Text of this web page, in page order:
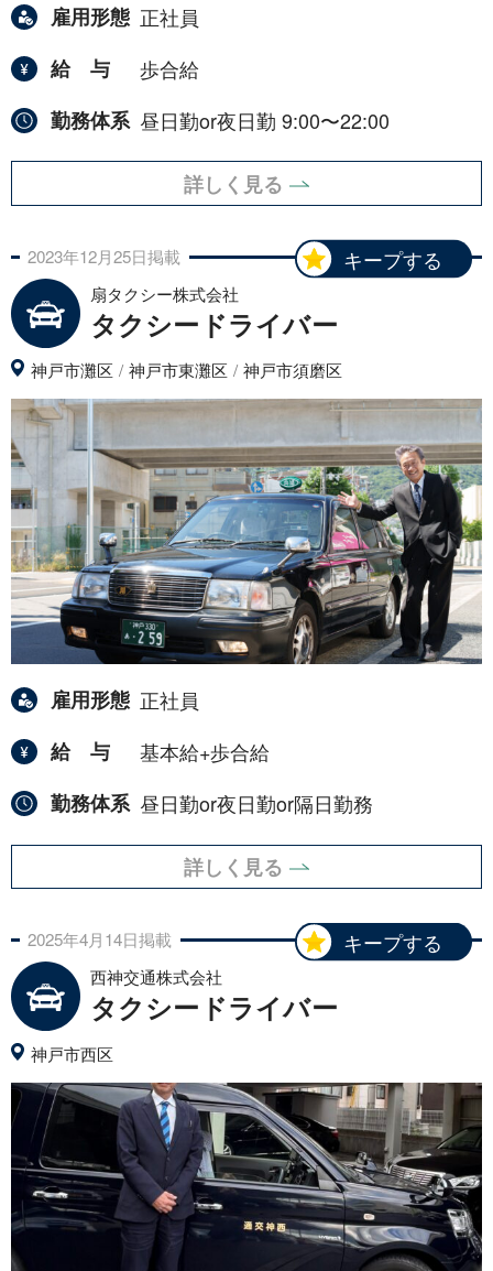
雇用形態 正社員
給与
歩合給
勤務体系 昼日勤or夜日勤 9:00〜22:00
詳しく見る
キープする
2023年12月25日掲載
扇タクシー株式会社
タクシードライバー
神戸市灘区 神戸市東灘区 神戸市須磨区
雇用形態 正社員
給与
基本給+歩合給
勤務体系 昼日勤or夜日勤or隔日勤務
詳しく見る
キープする
2025年4月14日掲載
西神交通株式会社
タクシードライバー
神戸市西区